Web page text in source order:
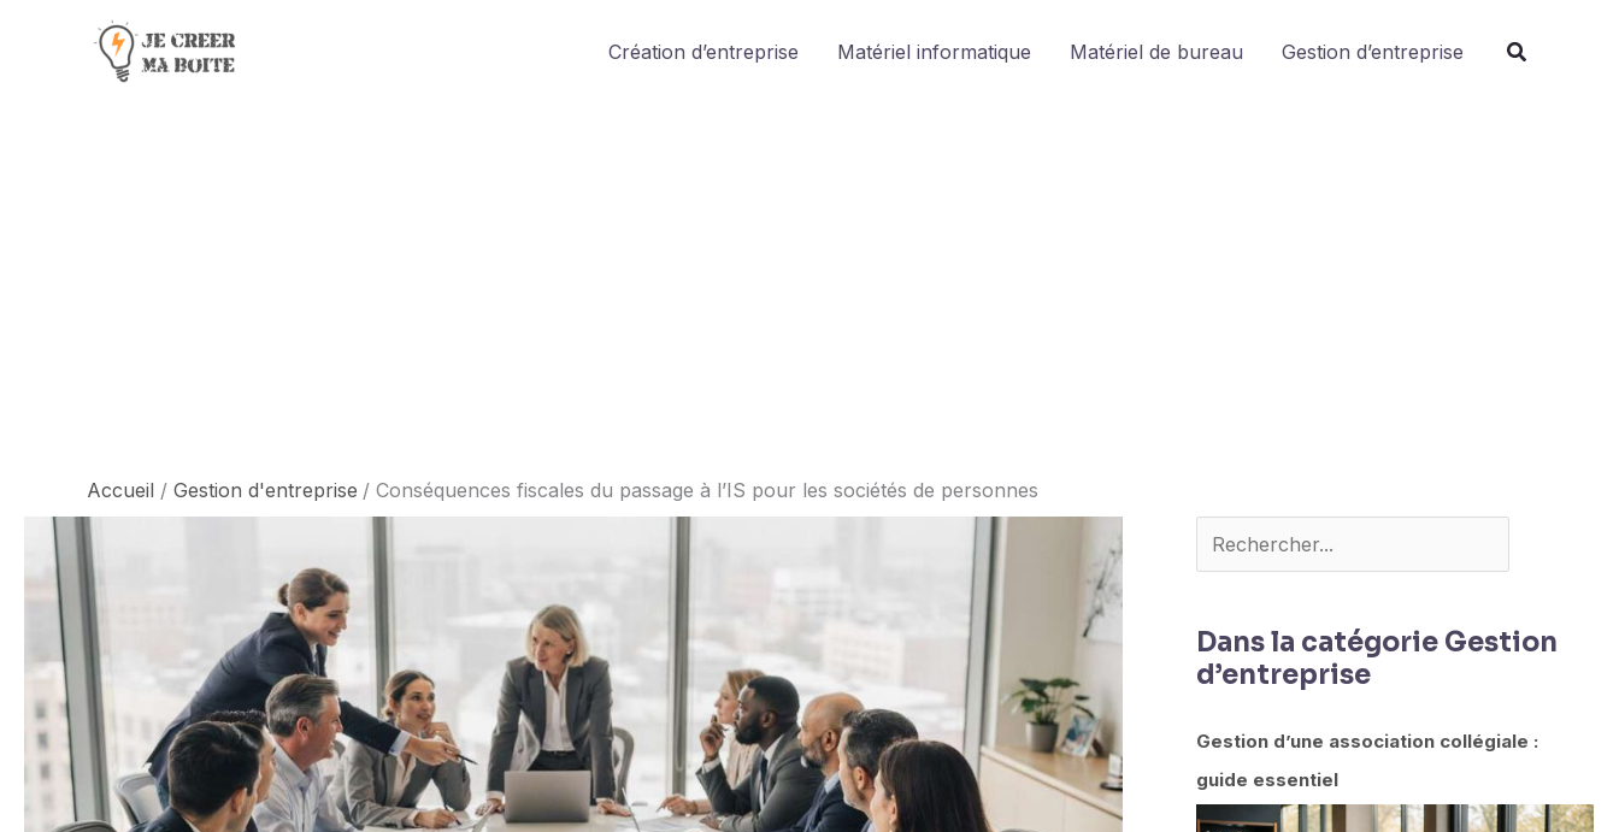
Création d’entreprise Matériel informatique Matériel de bureau Gestion d’entreprise
Accueil Gestion d'entreprise Conséquences fiscales du passage à l’IS pour les sociétés de personnes
e
Dans la catégorie Gestion
d’entreprise
Gestion d’une association collégiale :
guide essentiel